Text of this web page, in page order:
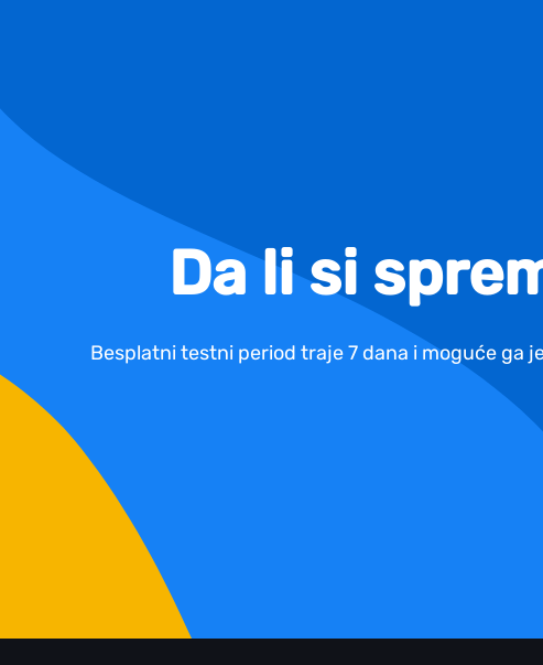
Da li si
Besplatni testni period traje 7 dana i moguće ga